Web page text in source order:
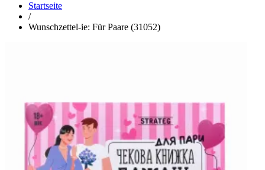
Startseite
/
Wunschzettel-ie: Für Paare (31052)